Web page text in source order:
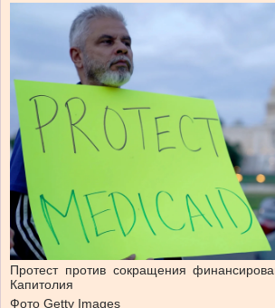
Протест против сокращения
Капитолия
Фото Getty Images